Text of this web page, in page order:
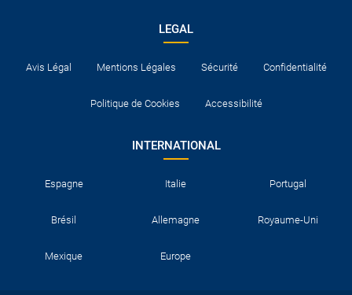
LEGAL
Avis Légal Mentions Légales Sécurité Confidentialité
Politique de Cookies Accessibilité
INTERNATIONAL
Espagne Italie Portugal
Brésil Allemagne Royaume-Uni
Mexique Europe